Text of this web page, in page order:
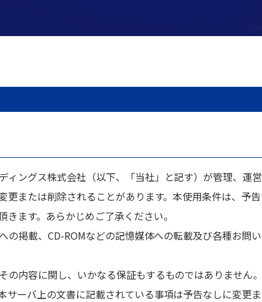
ィングス株式会社（以下、「当社」と記す）が管理、運
更または削除されることがあります。本使用条件は、予
ます。あらかじめご了承ください。
の掲載、CD-ROMなどの記憶媒体への転載及び各種お問
の内容に関し、いかなる保証もするものではありませ
サーバ上の文書に記載されている事項は予告なしに変更